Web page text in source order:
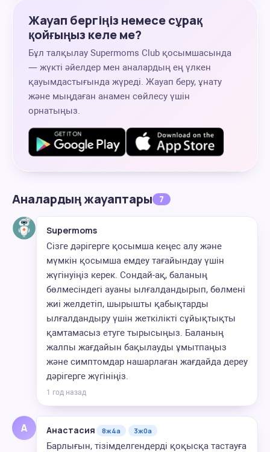
Жауап бергіңіз немесе сұрақ
қойғыңыз келе ме?
Бұл талқылау Supermoms Club қосымшасында
— жүкті әйелдер мен аналардың ең үлкен
қауымдастығында жүреді. Жауап беру, ұнату
және мыңдаған анамен сөйлесу үшін
орнатыңыз.
Аналардың жауаптары 7
Supermoms
Сізге дәрігерге қосымша кеңес алу және
мүмкін қосымша емдеу тағайындау үшін
жүгінуіңіз керек. Сондай-ақ, баланың
бөлмесіндегі ауаны ылғалдандырып, бөлмені
жиі желдетіп, шырышты қабықтарды
ылғалдандыру үшін жеткілікті сұйықтықты
қамтамасыз етуге тырысыңыз. Баланың
жалпы жағдайын бақылауды ұмытпаңыз
және симптомдар нашарлаған жағдайда дереу
дәрігерге жүгініңіз.
1 год назад
А Анастасия 8ж4а 3ж0а
Барлығын, тізімделгендерді қоқысқа тастауға